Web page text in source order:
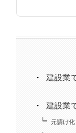
趣味はキック
建設業
建設業
元請け